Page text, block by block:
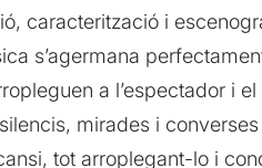
caracterització i
s’agermana
a l’espectador i
mirades i
tot arroplegant-lo i